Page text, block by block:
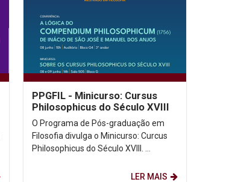
PPGFIL - Minicurso: Cursus
Philosophicus do Século XVIII
O Programa de Pós-graduação em
Filosofia divulga o Minicurso: Curcus
Philosophicus do Século XVIII. ...
LER MAIS